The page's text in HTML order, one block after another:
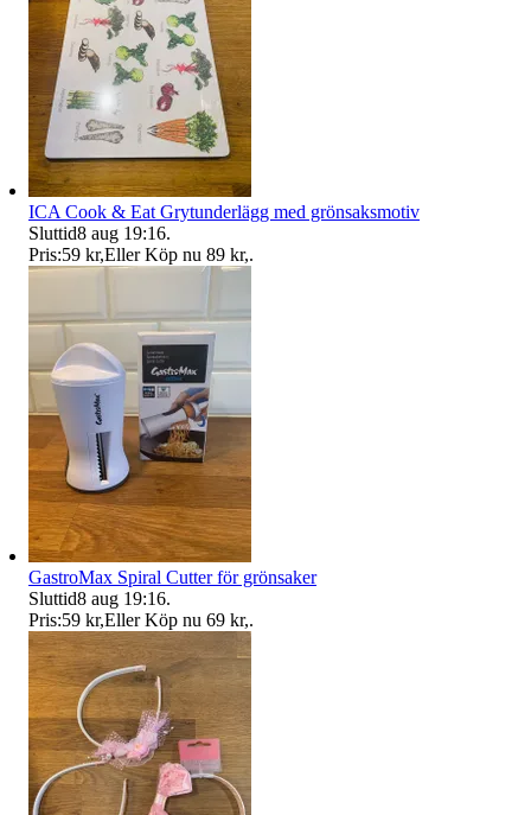
ICA Cook & Eat Grytunderlägg med grönsaksmotiv
Sluttid8 aug 19:16.
Pris:59 kr,Eller Köp nu 89 kr,.
GastroMax Spiral Cutter för grönsaker
Sluttid8 aug 19:16.
Pris:59 kr,Eller Köp nu 69 kr,.